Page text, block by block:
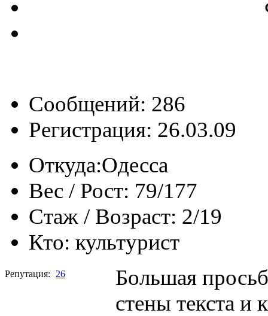
Сообщений: 286
Регистрация: 26.03.09
Откуда:Одесса
Вес / Рост: 79/177
Стаж / Возраст: 2/19
Кто: культурист
Репутация: 26
Большая
стены текста и